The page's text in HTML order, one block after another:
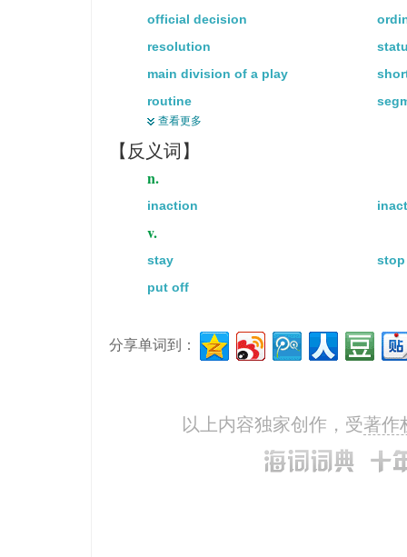
official decision
resolution
main division of a play
routine
fake
pretense
v.
commit oneself
do it
do
function
operate
behave
represent
查看更多
【反义词】
n.
inaction
v.
stay
stop
put off
分享单词到：
以上内容独家创作，受著作